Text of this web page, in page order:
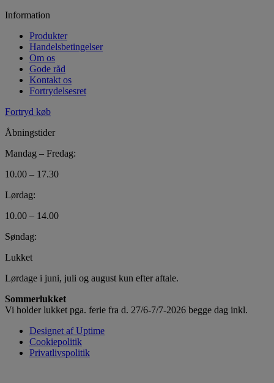
Information
Produkter
Handelsbetingelser
Om os
Gode råd
Kontakt os
Fortrydelsesret
Fortryd køb
Åbningstider
Mandag – Fredag:
10.00 – 17.30
Lørdag:
10.00 – 14.00
Søndag:
Lukket
Lørdage i juni, juli og august kun efter aftale.
Sommerlukket
Vi holder lukket pga. ferie fra d. 27/6-7/7-2026 begge dag inkl.
Designet af Uptime
Cookiepolitik
Privatlivspolitik